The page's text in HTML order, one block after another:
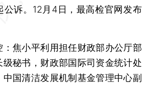
公诉。12月4日，最高检官网发布
焦小平利用担任财政部办公厅部
级秘书，财政部国际司资金统计处
中国清洁发展机制基金管理中心副